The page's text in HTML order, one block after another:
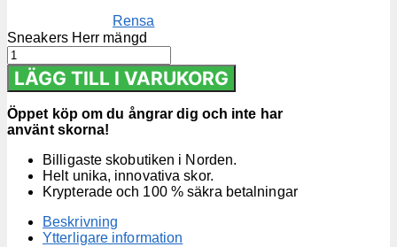
Rensa
Sneakers Herr mängd
LÄGG TILL I VARUKORG
Öppet köp om du ångrar dig och inte har
använt skorna!
Billigaste skobutiken i Norden.
Helt unika, innovativa skor.
Krypterade och 100 % säkra betalningar
Beskrivning
Ytterligare information